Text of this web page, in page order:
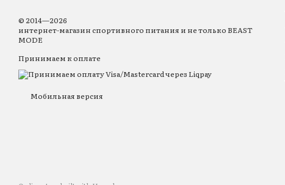
© 2014—2026
интернет-магазин спортивного питания и не только BEAST
MODE
Принимаем к оплате
Мобильная версия